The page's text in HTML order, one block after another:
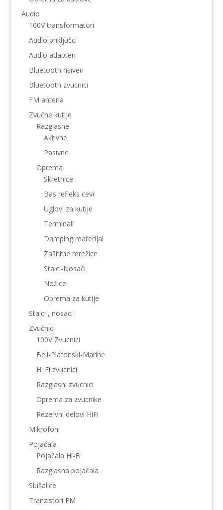
Audio
100V transformatori
Audio priključci
Audio adapteri
Bluetooth risiveri
Bluetooth zvucnici
FM antena
Zvučne kutije
Razglasne
Aktivne
Pasivne
Oprema
Skretnice
Bas refleks cevi
Uglovi za kutije
Terminali
Damping materijal
Zaštitne mrežice
Stalci-Nosači
Nožice
Oprema za kutije
Stalci , nosaci
Zvučnici
100V Zvucnici
Beli-Plafonski-Marine
Hi Fi zvucnici
Razglasni zvucnici
Oprema za zvucnike
Rezervni delovi HiFi
Mikrofoni
Pojačala
Pojačala Hi-Fi
Razglasna pojačala
Slušalice
Tranzistori FM